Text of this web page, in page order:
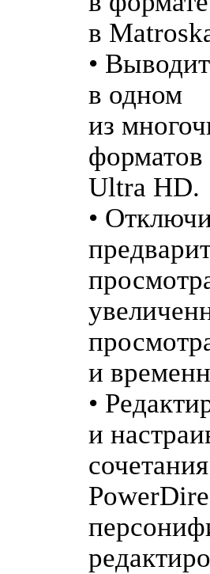
в
•
в одном
из
Ultra HD.
•
и
•
и